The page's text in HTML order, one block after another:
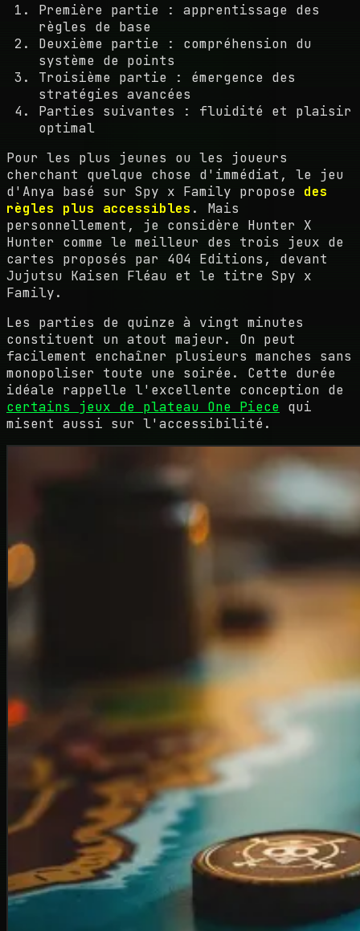
Première partie : apprentissage des
règles de base
Deuxième partie : compréhension du
système de points
Troisième partie : émergence des
stratégies avancées
Parties suivantes : fluidité et plaisir
optimal
Pour les plus jeunes ou les joueurs
cherchant quelque chose d'immédiat, le jeu
d'Anya basé sur Spy x Family propose des
règles plus accessibles . Mais
personnellement, je considère Hunter X
Hunter comme le meilleur des trois jeux de
cartes proposés par 404 Editions, devant
Jujutsu Kaisen Fléau et le titre Spy x
Family.
Les parties de quinze à vingt minutes
constituent un atout majeur. On peut
facilement enchaîner plusieurs manches sans
monopoliser toute une soirée. Cette durée
idéale rappelle l'excellente conception de
certains jeux de plateau One Piece qui
misent aussi sur l'accessibilité.